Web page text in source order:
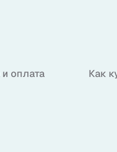
оплата Как